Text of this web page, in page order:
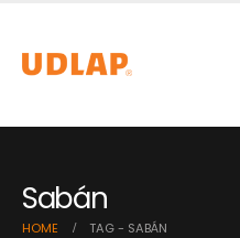
Sabán
HOME TAG - SABÁN